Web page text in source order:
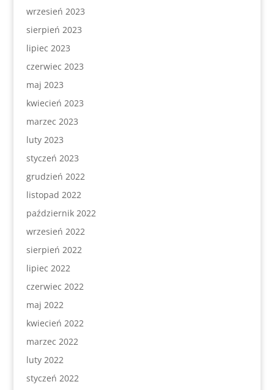
wrzesień 2023
sierpień 2023
lipiec 2023
czerwiec 2023
maj 2023
kwiecień 2023
marzec 2023
luty 2023
styczeń 2023
grudzień 2022
listopad 2022
październik 2022
wrzesień 2022
sierpień 2022
lipiec 2022
czerwiec 2022
maj 2022
kwiecień 2022
marzec 2022
luty 2022
styczeń 2022